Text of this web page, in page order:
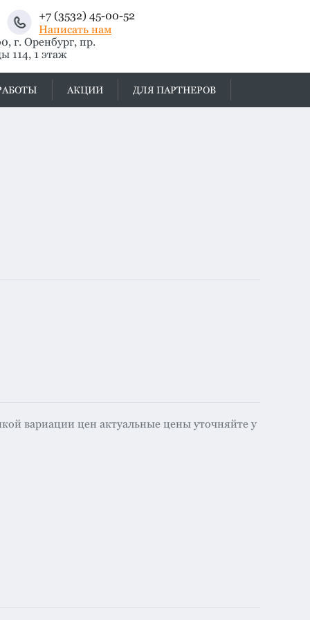
+7 (3532) 45-00-52
Написать нам
г. Оренбург, пр.
114, 1 этаж
АКЦИИ ДЛЯ ПАРТНЕРОВ
вариации цен актуальные цены уточняйте у